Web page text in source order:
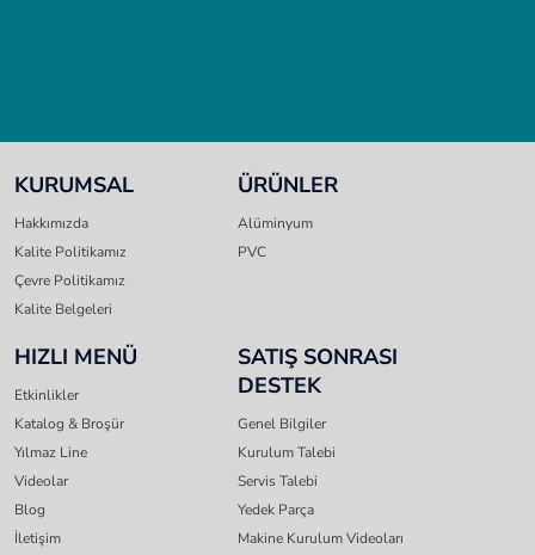
KURUMSAL
Hakkımızda
Kalite Politikamız
Çevre Politikamız
Kalite Belgeleri
ÜRÜNLER
Alüminyum
PVC
HIZLI MENÜ
Etkinlikler
Katalog & Broşür
Yılmaz Line
Videolar
Blog
İletişim
SATIŞ SONRASI
DESTEK
Genel Bilgiler
Kurulum Talebi
Servis Talebi
Yedek Parça
Makine Kurulum Videoları